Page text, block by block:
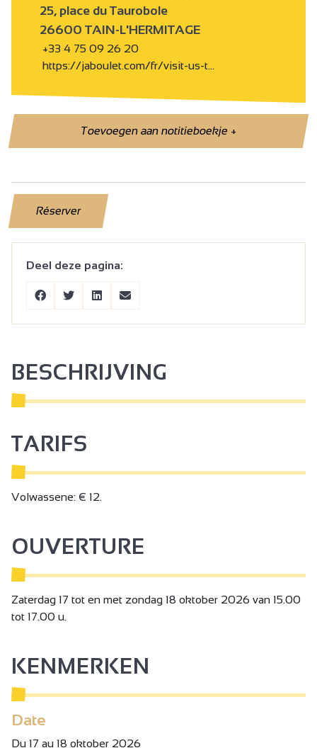
25, place du Taurobole
26600 TAIN-L'HERMITAGE
+33 4 75 09 26 20
https://jaboulet.com/fr/visit-us-t…
Toevoegen aan notitieboekje+
Réserver
Deel deze pagina:
BESCHRIJVING
TARIFS
Volwassene: € 12.
OUVERTURE
Zaterdag 17 tot en met zondag 18 oktober 2026 van 15.00
tot 17.00 u.
KENMERKEN
Date
Du 17 au 18 oktober 2026